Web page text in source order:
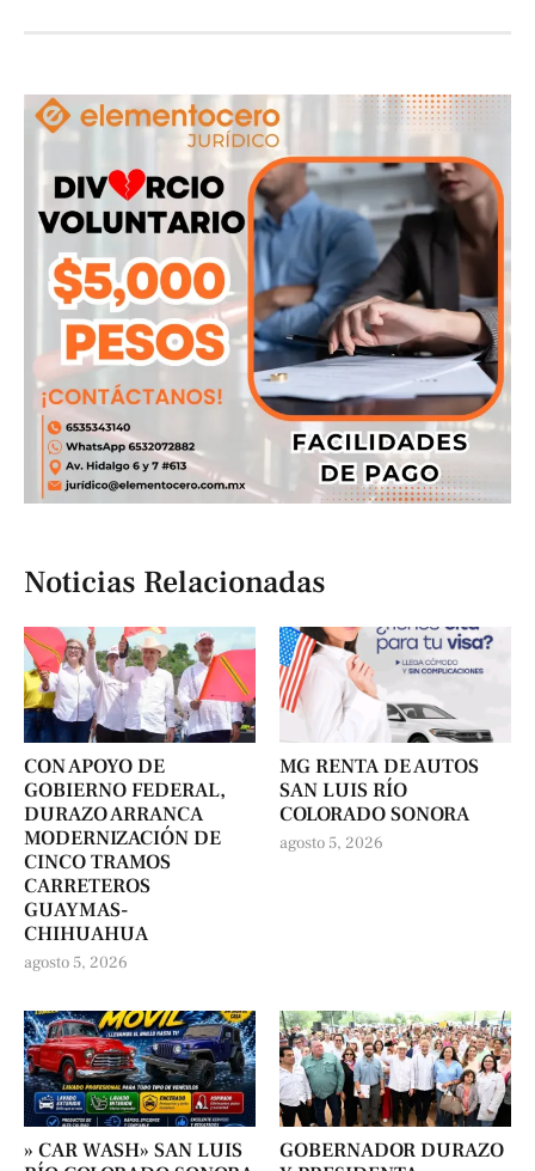
Noticias Relacionadas
CON APOYO DE
GOBIERNO FEDERAL,
DURAZO ARRANCA
MODERNIZACIÓN DE
CINCO TRAMOS
CARRETEROS
GUAYMAS-
CHIHUAHUA
agosto 5, 2026
MG RENTA DE AUTOS
SAN LUIS RÍO
COLORADO SONORA
agosto 5, 2026
» CAR WASH» SAN LUIS
GOBERNADOR DURAZO